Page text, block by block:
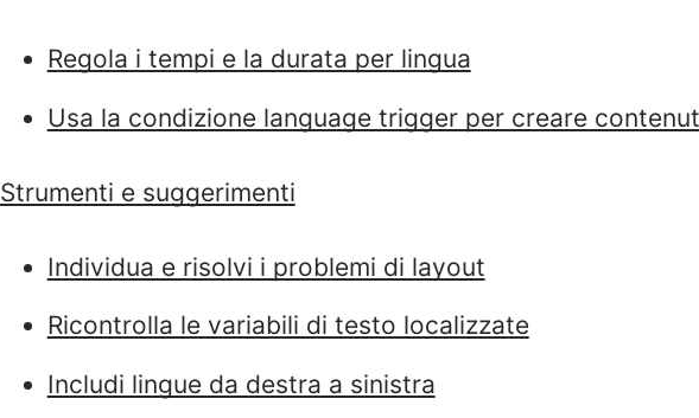
Regola i tempi e la durata per lingua
Usa la condizione language trigger per creare
Strumenti e suggerimenti
Individua e risolvi i problemi di layout
Ricontrolla le variabili di testo localizzate
Includi lingue da destra a sinistra